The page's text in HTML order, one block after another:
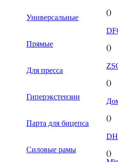
Универсальные
Прямые
Для пресса
Гиперэкстензии
Парта для бицепса
Силовые рамы
()
()
()
()
()